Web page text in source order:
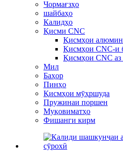
Чормағзҳо
шайбаҳо
Калидҳо
Қисми CNC
Қисмҳои
Қисмҳои CNC-и
Қисмҳои CNC аз
Мил
Баҳор
Пинҳо
Қисмҳои мӯҳршуда
Пружинаи поршен
Муқовиматҳо
Фишанги кирм